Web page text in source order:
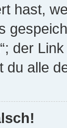
hast,
der
du alle